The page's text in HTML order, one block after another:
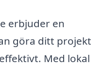
erbjuder en
göra ditt projekt
Med lokal